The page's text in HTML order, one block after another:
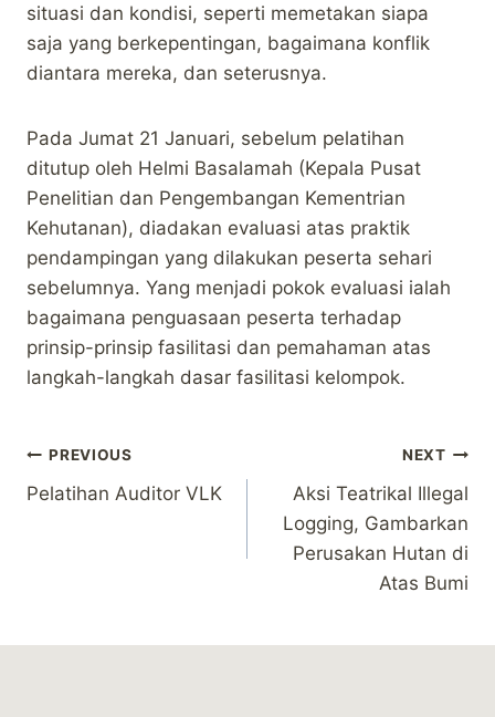
situasi dan kondisi, seperti memetakan siapa
saja yang berkepentingan, bagaimana konflik
diantara mereka, dan seterusnya.
Pada Jumat 21 Januari, sebelum pelatihan
ditutup oleh Helmi Basalamah (Kepala Pusat
Penelitian dan Pengembangan Kementrian
Kehutanan), diadakan evaluasi atas praktik
pendampingan yang dilakukan peserta sehari
sebelumnya. Yang menjadi pokok evaluasi ialah
bagaimana penguasaan peserta terhadap
prinsip-prinsip fasilitasi dan pemahaman atas
langkah-langkah dasar fasilitasi kelompok.
Post
navigation
PREVIOUS
Pelatihan Auditor VLK
NEXT
Aksi Teatrikal Illegal
Logging, Gambarkan
Perusakan Hutan di
Atas Bumi